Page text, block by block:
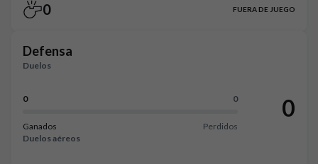
0 FUERA DE JUEGO
Defensa
Duelos
0 0
Ganados Perdidos
0
Duelos aéreos